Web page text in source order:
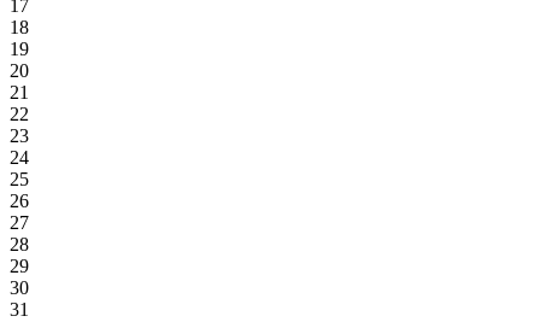
17
18
19
20
21
22
23
24
25
26
27
28
29
30
31